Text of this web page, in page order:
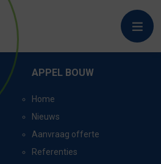
APPEL BOUW
Home
Nieuws
Aanvraag offerte
Referenties